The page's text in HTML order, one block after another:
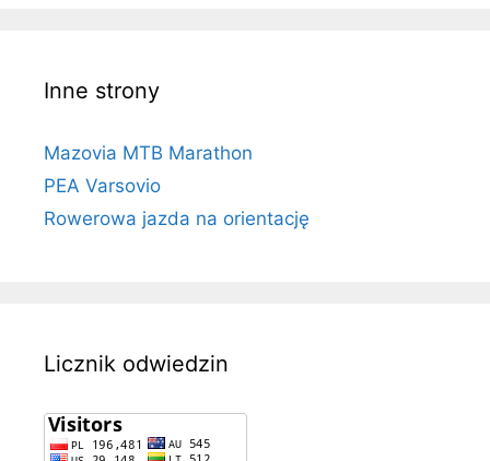
Inne strony
Mazovia MTB Marathon
PEA Varsovio
Rowerowa jazda na orientację
Licznik odwiedzin